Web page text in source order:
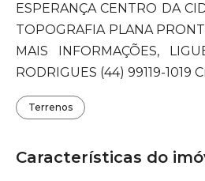
ESPERANÇA CENTRO DA
TOPOGRAFIA PLANA
MAIS INFORMAÇÕES,
RODRIGUES (44) 99119-1019
Terrenos
Características do